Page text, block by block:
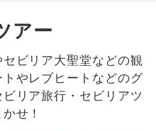
アー
ビリア大聖堂などの観
やレブヒートなどのグ
リア旅行・セビリアツ
せ！